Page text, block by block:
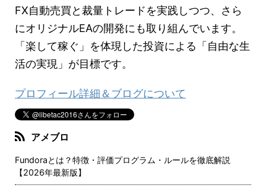
FX自動売買と裁量トレードを実践しつつ、さら
にオリジナルEAの開発にも取り組んでいます。
「楽して稼ぐ」を体現した投資による「自由な生
活の実現」が目標です。
プロフィール詳細＆ブログについて
アメブロ
Fundoraとは？特徴・評価プログラム・ルールを徹底解説
【2026年最新版】